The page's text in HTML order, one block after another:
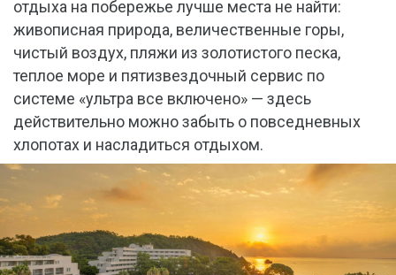
отдыха на побережье лучше места не найти:
живописная природа, величественные горы,
чистый воздух, пляжи из золотистого песка,
теплое море и пятизвездочный сервис по
системе «ультра все включено» — здесь
действительно можно забыть о повседневных
хлопотах и насладиться отдыхом.